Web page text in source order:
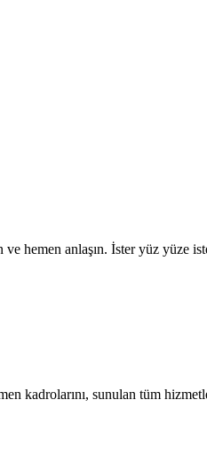
hemen anlaşın. İster yüz yüze
sunulan tüm